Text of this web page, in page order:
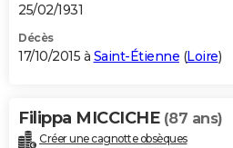
25/02/1931
Décès
17/10/2015 à Saint-Étienne (Loire)
Filippa MICCICHE (87 ans)
Créer une cagnotte obsèques